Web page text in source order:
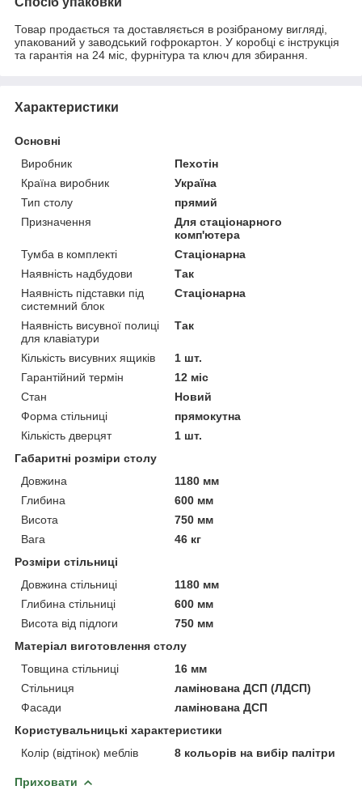
Товар продається та доставляється в розібраному вигляді,
упакований у заводський гофрокартон. У коробці є інструкція
та гарантія на 24 міс, фурнітура та ключ для збирання.
Характеристики
Основні
Виробник
Пехотін
Країна виробник
Україна
Тип столу
прямий
Призначення
Для стаціонарного
комп'ютера
Тумба в комплекті
Стаціонарна
Наявність надбудови
Так
Наявність підставки під
системний блок
Стаціонарна
Наявність висувної полиці
для клавіатури
Так
Кількість висувних ящиків
1 шт.
Гарантійний термін
12 міс
Стан
Новий
Форма стільниці
прямокутна
Кількість дверцят
1 шт.
Габаритні розміри столу
Довжина
1180 мм
Глибина
600 мм
Висота
750 мм
Вага
46 кг
Розміри стільниці
Довжина стільниці
1180 мм
Глибина стільниці
600 мм
Висота від підлоги
750 мм
Матеріал виготовлення столу
Товщина стільниці
16 мм
Стільниця
ламінована ДСП (ЛДСП)
Фасади
ламінована ДСП
Користувальницькі характеристики
Колір (відтінок) меблів
8 кольорів на вибір палітри
Приховати